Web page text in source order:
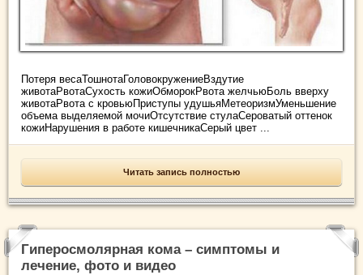
Потеря весаТошнотаГоловокружениеВздутие
животаРвотаСухость кожиОбморокРвота желчьюБоль вверху
животаРвота с кровьюПриступы удушьяМетеоризмУменьшение
объема выделяемой мочиОтсутствие стулаСероватый оттенок
кожиНарушения в работе кишечникаСерый цвет ...
Читать запись полностью
Гиперосмолярная кома – симптомы и
лечение, фото и видео